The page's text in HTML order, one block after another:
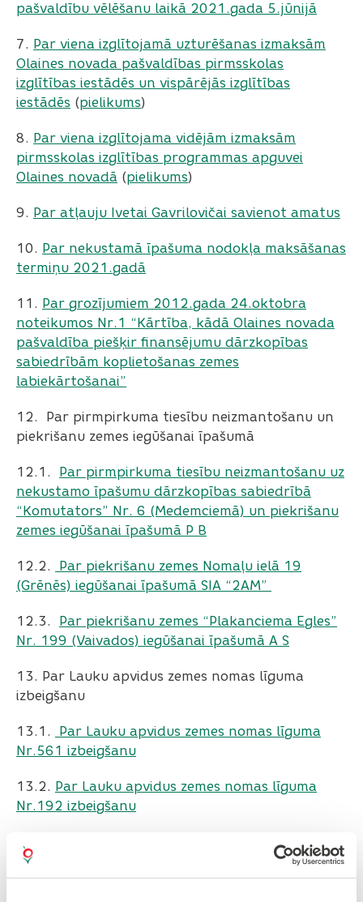
pašvaldību vēlēšanu laikā 2021.gada 5.jūnijā
7. Par viena izglītojamā uzturēšanas izmaksām
Olaines novada pašvaldības pirmsskolas
izglītības iestādēs un vispārējās izglītības
iestādēs (pielikums)
8. Par viena izglītojama vidējām izmaksām
pirmsskolas izglītības programmas apguvei
Olaines novadā (pielikums)
9. Par atļauju Ivetai Gavrilovičai savienot amatus
10. Par nekustamā īpašuma nodokļa maksāšanas
termiņu 2021.gadā
11. Par grozījumiem 2012.gada 24.oktobra
noteikumos Nr.1 “Kārtība, kādā Olaines novada
pašvaldība piešķir finansējumu dārzkopības
sabiedrībām koplietošanas zemes
labiekārtošanai”
12. Par pirmpirkuma tiesību neizmantošanu un
piekrišanu zemes iegūšanai īpašumā
12.1. Par pirmpirkuma tiesību neizmantošanu uz
nekustamo īpašumu dārzkopības sabiedrībā
“Komutators” Nr. 6 (Medemciemā) un piekrišanu
zemes iegūšanai īpašumā P B
12.2.
Par piekrišanu zemes Nomaļu ielā 19
(Grēnēs) iegūšanai īpašumā SIA “2AM”
12.3. Par piekrišanu zemes “Plakanciema Egles”
Nr. 199 (Vaivados) iegūšanai īpašumā A S
13. Par Lauku apvidus zemes nomas līguma
izbeigšanu
13.1.
Par Lauku apvidus zemes nomas līguma
Nr.561 izbeigšanu
13.2. Par Lauku apvidus zemes nomas līguma
Nr.192 izbeigšanu
Par atsavinātā nekustamā īpašuma
izslēgšanu no Olaines novada pašvaldības
bilances